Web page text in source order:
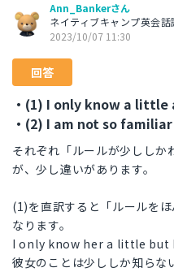
Ann_Bankerさん
ネイティブキャンプ英会話
2023/10/07 11:30
回答
・(1) I only know a
・(2) I am not so
それぞれ「ルールが少ししか
が、少し違いがあります。
(1)を直訳すると「ルールを
なります。
I only know her a little
彼女のことは少ししか知らな